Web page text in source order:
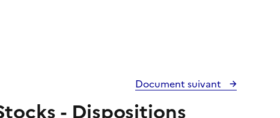
Document suivant
- Dispositions